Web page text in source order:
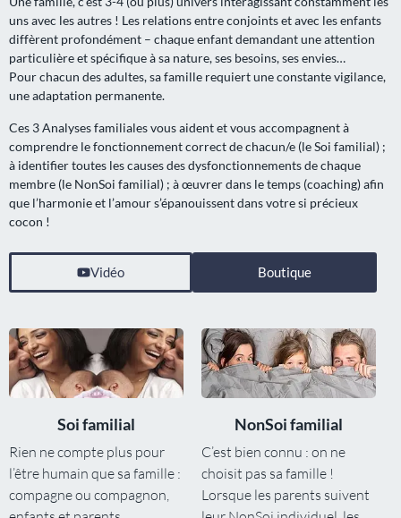
Soi familial
Rien ne compte plus pour
l’être humain que sa famille :
compagne ou compagnon,
NonSoi familial
C’est bien connu : on ne
choisit pas sa famille !
Lorsque les parents suivent
uns avec les autres ! Les relations entre conjoints et avec les enfants
diffèrent profondément – chaque enfant demandant une attention
particulière et spécifique à sa nature, ses besoins, ses envies…
Pour chacun des adultes, sa famille requiert une constante vigilance,
une adaptation permanente.
Ces 3 Analyses familiales vous aident et vous accompagnent à
comprendre le fonctionnement correct de chacun/e (le Soi familial) ;
à identifier toutes les causes des dysfonctionnements de chaque
membre (le NonSoi familial) ; à œuvrer dans le temps (coaching) afin
que l’harmonie et l’amour s’épanouissent dans votre si précieux
cocon !
Vidéo Boutique